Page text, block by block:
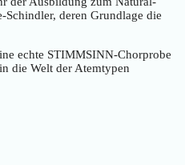
Schindler, deren Grundlage die
echte STIMMSINN-Chorprobe
die Welt der Atemtypen